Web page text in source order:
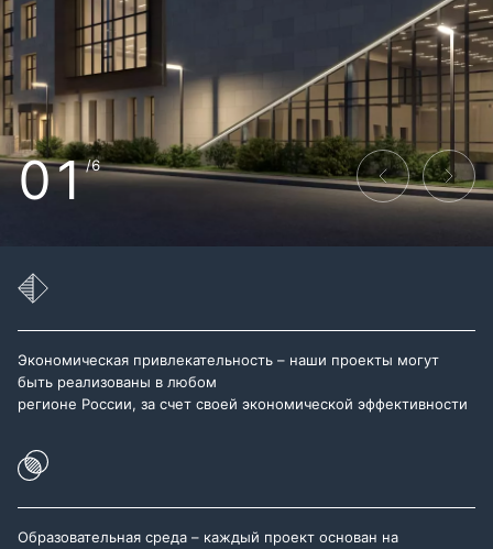
01/6
Экономическая привлекательность – наши проекты могут
быть реализованы в любом
регионе России, за счет своей экономической эффективности
Образовательная среда – каждый проект основан на